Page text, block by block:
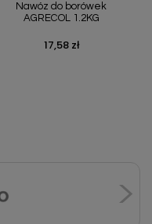
Nawóz do borówek
AGRECOL 1.2KG
Cena
17,58 zł